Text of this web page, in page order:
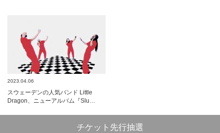
2023.04.06
スウェーデンの人気バンド Little
Dragon、ニューアルバム『Slu…
チケット先行抽選